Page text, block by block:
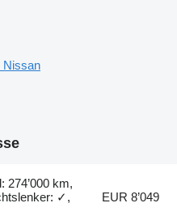
Nissan
274’000 km,
✓,
EUR 8’049